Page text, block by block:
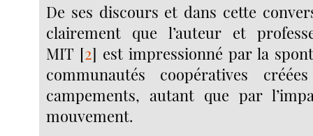
De ses discours et dans cette
clairement que l’auteur et
MIT [2] est impressionné par la
communautés coopératives
campements, autant que par
mouvement.